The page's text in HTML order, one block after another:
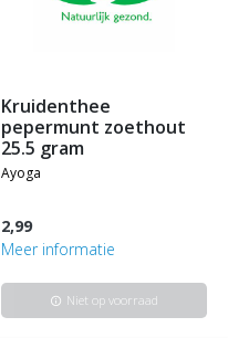
kruidenthee
pepermunt zoethout
25.5 gram
ayoga
2,99
Meer informatie
info Niet op voorraad